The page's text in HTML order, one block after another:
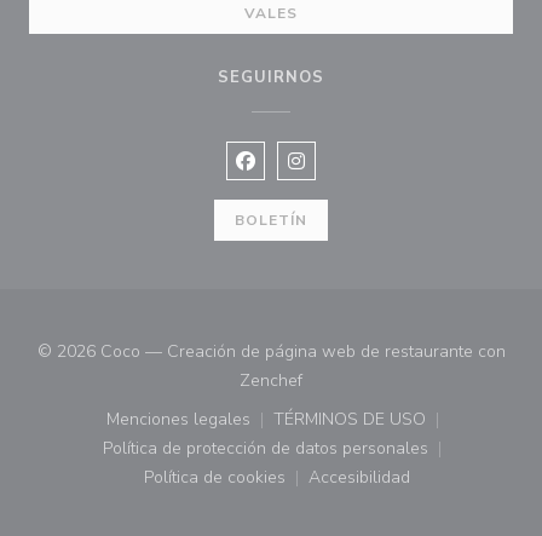
VALES
SEGUIRNOS
Facebook ((abre en una nueva
Instagram ((abre en una
BOLETÍN
© 2026 Coco — Creación de página web de restaurante con
Zenchef((abre en una nueva ventana))
Menciones legales
((abre en una nueva ventana))
TÉRMINOS DE USO
((abre en una nueva
Política de protección de datos personales
((abre en una nueva ventana))
Política de cookies
((abre en una nueva ventana))
Accesibilidad
((abre en una nueva